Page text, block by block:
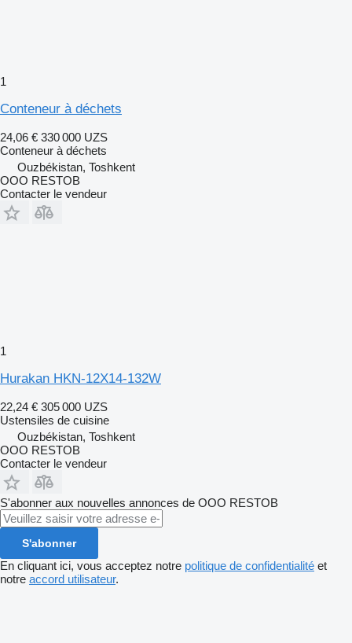
1
Conteneur à déchets
24,06 € 330 000 UZS
Conteneur à déchets
Ouzbékistan, Toshkent
OOO RESTOB
Contacter le vendeur
1
Hurakan HKN-12X14-132W
22,24 € 305 000 UZS
Ustensiles de cuisine
Ouzbékistan, Toshkent
OOO RESTOB
Contacter le vendeur
S'abonner aux nouvelles annonces de OOO RESTOB
S'abonner
En cliquant ici, vous acceptez notre politique de confidentialité et
notre accord utilisateur.